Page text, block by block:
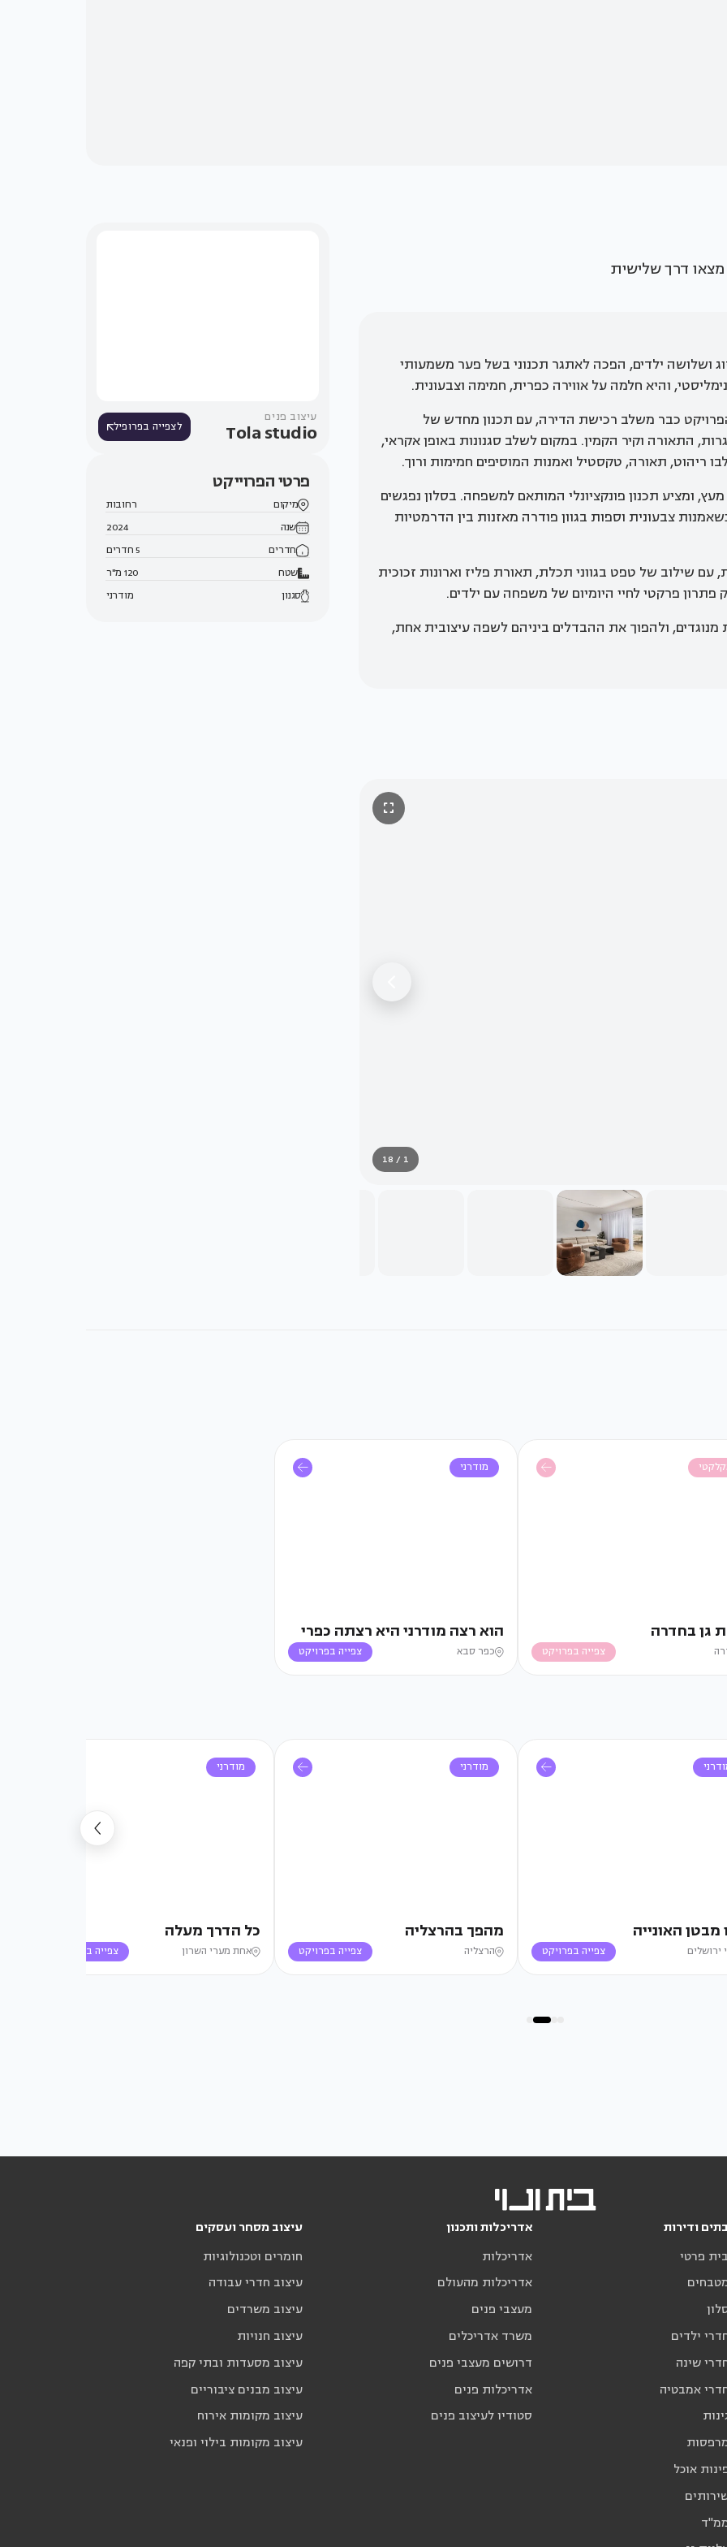
מצאו דרך שלישית
ברחובות, עבור זוג ושלושה ילדים, הפכה לאתגר תכנוני בשל פער משמעותי
והיא חלמה על אווירה כפרית, חמימה וצבעונית.
כבר משלב רכישת הדירה, עם תכנון מחדש של
התאורה וקיר הקמין. במקום לשלב סגנונות באופן אקראי,
ריהוט, תאורה, טקסטיל ואמנות המוסיפים חמימות ורוך.
ומציע תכנון פונקציונלי המותאם למשפחה. בסלון נפגשים
צבעונית וספות בגוון פודרה מאזנות בין הדרמטיות
שילוב של טפט בגווני תכלת, תאורת פליז וארונות זכוכית
פתרון פרקטי לחיי היומיום של משפחה עם ילדים.
מנוגדים, ולהפוך את ההבדלים ביניהם לשפה עיצובית אחת,
1 / 18
עיצוב פנים
Tola studio לצפייה בפרופיל
פרטי הפרוייקט
מיקום
רחובות
שנה
2024
חדרים
5 חדרים
שטח
120 מ"ר
סגנון
מודרני
גן בחדרה
צפייה בפרויקט
מודרני
הוא רצה מודרני היא רצתה כפרי
כפר סבא צפייה בפרויקט
מבטן האונייה
ירושלים צפייה בפרויקט
מודרני
מהפך בהרצליה
הרצליה צפייה בפרויקט
מודרני
כל הדרך מעלה
אחת מערי השרון צפייה בפרויקט
ודירות
פרטי
ילדים
שינה
אמבטיה
אוכל
אדריכלות ותכנון
אדריכלות
אדריכלות מהעולם
מעצבי פנים
משרד אדריכלים
דרושים מעצבי פנים
אדריכלות פנים
סטודיו לעיצוב פנים
עיצוב מסחר ועסקים
חומרים וטכנולוגיות
עיצוב חדרי עבודה
עיצוב משרדים
עיצוב חנויות
עיצוב מסעדות ובתי קפה
עיצוב מבנים ציבוריים
עיצוב מקומות אירוח
עיצוב מקומות בילוי ופנאי